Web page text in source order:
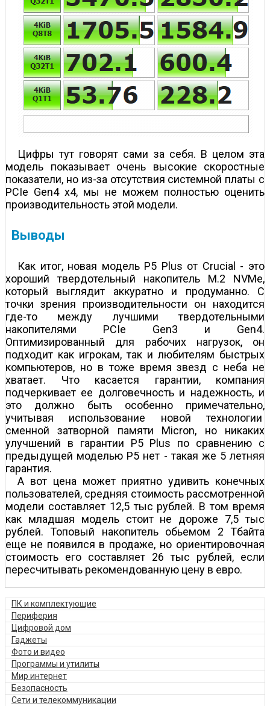
Цифры тут говорят сами за себя. В целом эта
модель показывает очень высокие скоростные
показатели, но из-за отсутствия системной платы с
PCIe Gen4 x4, мы не можем полностью оценить
производительность этой модели.
Выводы
Как итог, новая модель P5 Plus от Crucial - это
хороший твердотельный накопитель M.2 NVMe,
который выглядит аккуратно и продуманно. С
точки зрения производительности он находится
где-то между лучшими твердотельными
накопителями PCIe Gen3 и Gen4.
Оптимизированный для рабочих нагрузок, он
подходит как игрокам, так и любителям быстрых
компьютеров, но в тоже время звезд с неба не
хватает. Что касается гарантии, компания
подчеркивает ее долговечность и надежность, и
это должно быть особенно примечательно,
учитывая использование новой технологии
сменной затворной памяти Micron, но никаких
улучшений в гарантии P5 Plus по сравнению с
предыдущей моделью P5 нет - такая же 5 летняя
гарантия.
А вот цена может приятно удивить конечных
пользователей, средняя стоимость рассмотренной
модели составляет 12,5 тыс рублей. В том время
как младшая модель стоит не дороже 7,5 тыс
рублей. Топовый накопитель обьемом 2 Тбайта
еще не появился в продаже, но ориентировочная
стоимость его составляет 26 тыс рублей, если
пересчитывать рекомендованную цену в евро.
ПК и комплектующие
Периферия
Цифровой дом
Гаджеты
Фото и видео
Программы и утилиты
Мир интернет
Безопасность
Сети и телекоммуникации